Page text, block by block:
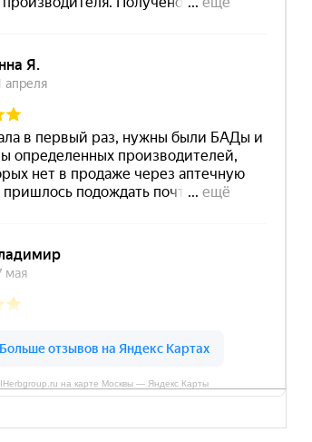
IHerbgroup.ru на карте Москвы — Яндекс Карты